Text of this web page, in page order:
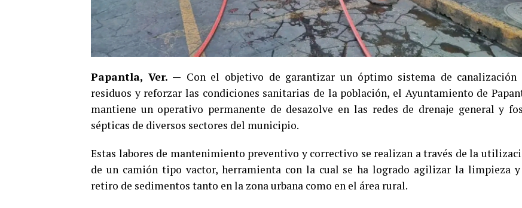
Papantla, Ver. — Con el objetivo de garantizar un óptimo sistema de canalización
residuos y reforzar las condiciones sanitarias de la población, el Ayuntamiento de
mantiene un operativo permanente de desazolve en las redes de drenaje general y
sépticas de diversos sectores del municipio.
Estas labores de mantenimiento preventivo y correctivo se realizan a través de la
de un camión tipo vactor, herramienta con la cual se ha logrado agilizar la limpieza
retiro de sedimentos tanto en la zona urbana como en el área rural.